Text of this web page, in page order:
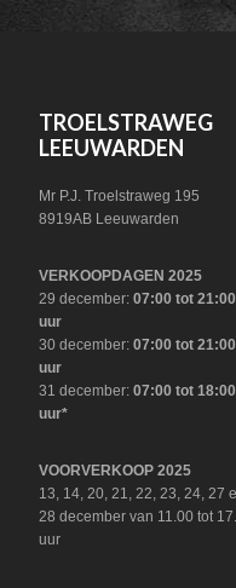
TROELSTRAWEG
LEEUWARDEN
Mr P.J. Troelstraweg 195
8919AB Leeuwarden
VERKOOPDAGEN 2025
29 december:07:00 tot 21:00
uur
30 december:07:00 tot 21:00
uur
31 december:07:00 tot 18:00
uur*
VOORVERKOOP 2025
13, 14, 20, 21, 22, 23, 24, 27
28 december van 11.00 tot
uur